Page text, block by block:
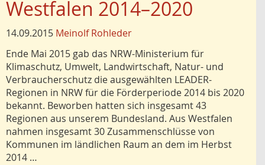
Westfalen 2014–2020
14.09.2015 Meinolf Rohleder
Ende Mai 2015 gab das NRW-Ministerium für
Klimaschutz, Umwelt, Landwirtschaft, Natur- und
Verbraucherschutz die ausgewählten LEADER-
Regionen in NRW für die Förderperiode 2014 bis 2020
bekannt. Beworben hatten sich insgesamt 43
Regionen aus unserem Bundesland. Aus Westfalen
nahmen insgesamt 30 Zusammenschlüsse von
Kommunen im ländlichen Raum an dem im Herbst
2014 …